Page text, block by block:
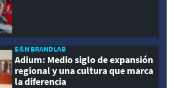
E&N BRANDLAB
Adium: Medio siglo de expansión
regional y una cultura que marca
la diferencia